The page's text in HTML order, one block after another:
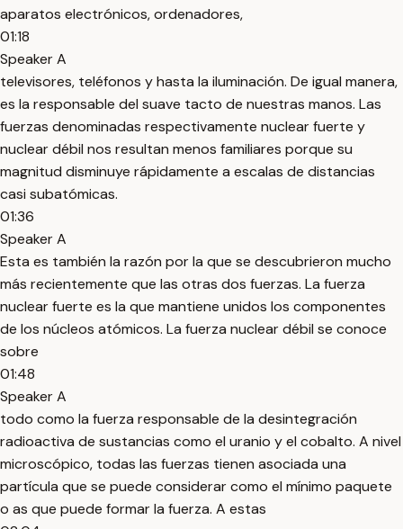
aparatos electrónicos, ordenadores,
01:18
Speaker A
televisores, teléfonos y hasta la iluminación. De igual manera,
es la responsable del suave tacto de nuestras manos. Las
fuerzas denominadas respectivamente nuclear fuerte y
nuclear débil nos resultan menos familiares porque su
magnitud disminuye rápidamente a escalas de distancias
casi subatómicas.
01:36
Speaker A
Esta es también la razón por la que se descubrieron mucho
más recientemente que las otras dos fuerzas. La fuerza
nuclear fuerte es la que mantiene unidos los componentes
de los núcleos atómicos. La fuerza nuclear débil se conoce
sobre
01:48
Speaker A
todo como la fuerza responsable de la desintegración
radioactiva de sustancias como el uranio y el cobalto. A nivel
microscópico, todas las fuerzas tienen asociada una
partícula que se puede considerar como el mínimo paquete
o as que puede formar la fuerza. A estas